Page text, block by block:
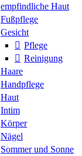
empfindliche Haut
Fußpflege
Gesicht
Pflege
Reinigung
Haare
Handpflege
Haut
Intim
Körper
Nägel
Sommer und Sonne